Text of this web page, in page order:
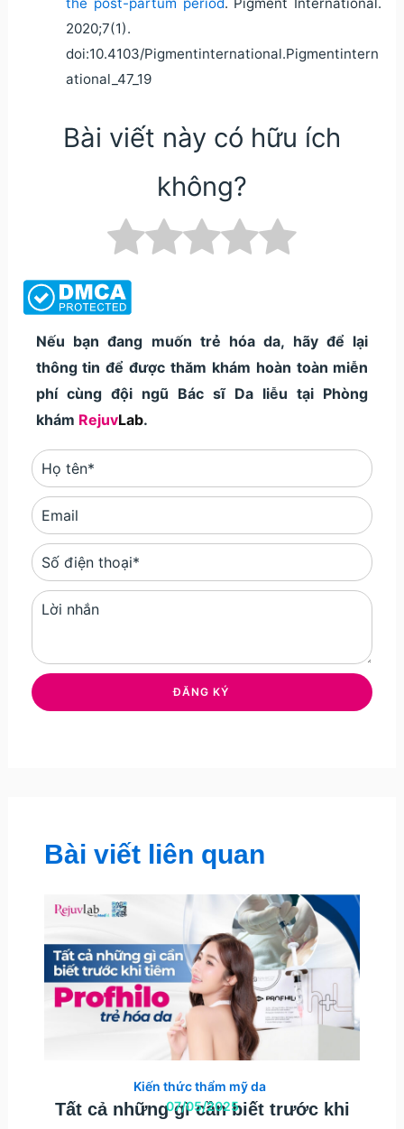
2020;7(1).
doi:10.4103/Pigmentinternational.Pigmentintern
ational_47_19
Bài viết này có hữu ích
không?
Nếu bạn đang muốn trẻ hóa da, hãy để lại
thông tin để được thăm khám hoàn toàn miễn
phí cùng đội ngũ Bác sĩ Da liễu tại Phòng
khám RejuvLab.
Bài viết liên quan
Tất cả những gì cần biết trước khi
Kiến thức thẩm mỹ da
07/05/2025